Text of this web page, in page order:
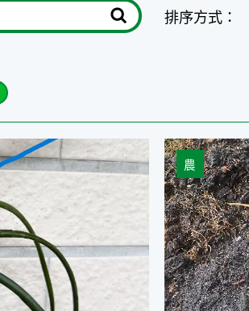
排序方式：
「請求建議
農